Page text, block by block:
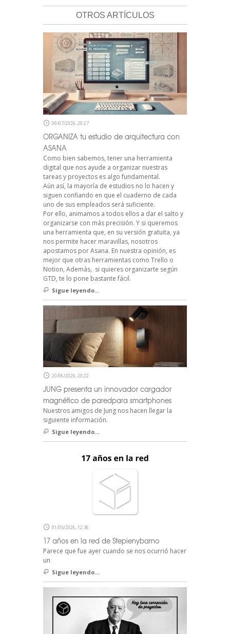
OTROS ARTÍCULOS
09/07/2026, 20:27
ORGANIZA tu estudio de arquitectura con
ASANA
Como bien sabemos, tener una herramienta
digital que nos ayude a organizar nuestras
tareas y proyectos es algo fundamental.
Aún así, la mayoría de estudios no lo hacen y
siguen confiando en que el cuaderno de cada
uno de sus empleados será suficiente.
Por ello, animamos a todos ellos a dar el salto y
organizarse con más precisión. Y si queremos
una herramienta que, en su versión gratuita, ya
nos permite hacer maravillas, nosotros
apostamos por Asana. En nuestra opinión, es
mejor que otras herramientas como Trello o
Notion, Además, si quieres organizarte según
GTD, te lo pone bastante fácil.
Sigue leyendo...
20/06/2026, 20:22
JUNG presenta un innovador cargador
magnético de paredpara smartphones
Nuestros amigos de Jung nos hacen llegar la
siguiente información.
Sigue leyendo...
01/05/2026, 12:36
17 años en la red de Stepienybarno
Parece que fue ayer cuando se nos ocurrió hacer
un
Sigue leyendo...